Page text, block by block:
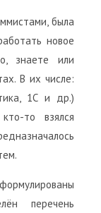
была
новое
знаете или
В их числе:
1С и др.)
то взялся
перечень